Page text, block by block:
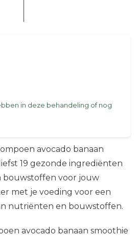
avocado banaan
19 gezonde ingrediënten
bouwstoffen voor jouw
met je voeding voor een
nutriënten en bouwstoffen.
avocado banaan smoothie
in deze behandeling of nog